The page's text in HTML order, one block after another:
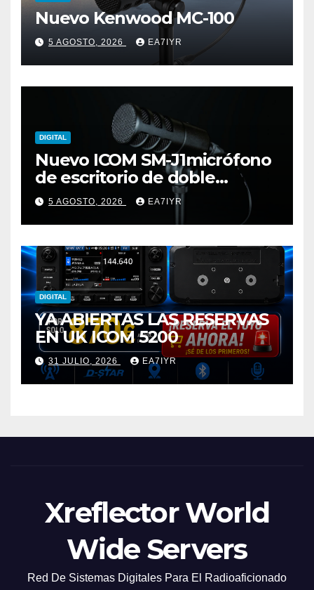
Nuevo Kenwood MC-100
5 AGOSTO, 2026 EA7IYR
DIGITAL
Nuevo ICOM SM-J1micrófono
de escritorio de doble
elemento premium
5 AGOSTO, 2026 EA7IYR
DIGITAL
YA ABIERTAS LAS RESERVAS
EN UK ICOM 5200
31 JULIO, 2026 EA7IYR
Xreflector World
Wide Servers
Red De Sistemas Digitales Para El Radioaficionado